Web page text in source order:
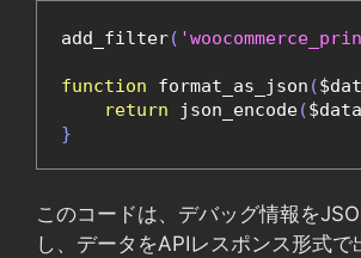
add_filter(
function format_as_json (
return json_encode($data
}
このコードは、デバッグ情報を
し、データをAPIレスポンス形式で